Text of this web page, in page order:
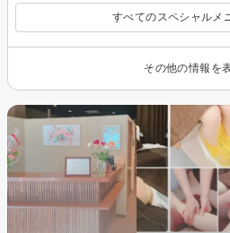
すべてのスペシャルメ
その他の情報を